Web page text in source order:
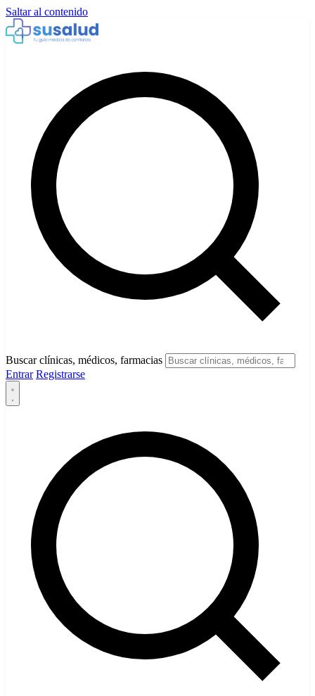
Saltar al contenido
Buscar clínicas, médicos, farmacias
Entrar Registrarse